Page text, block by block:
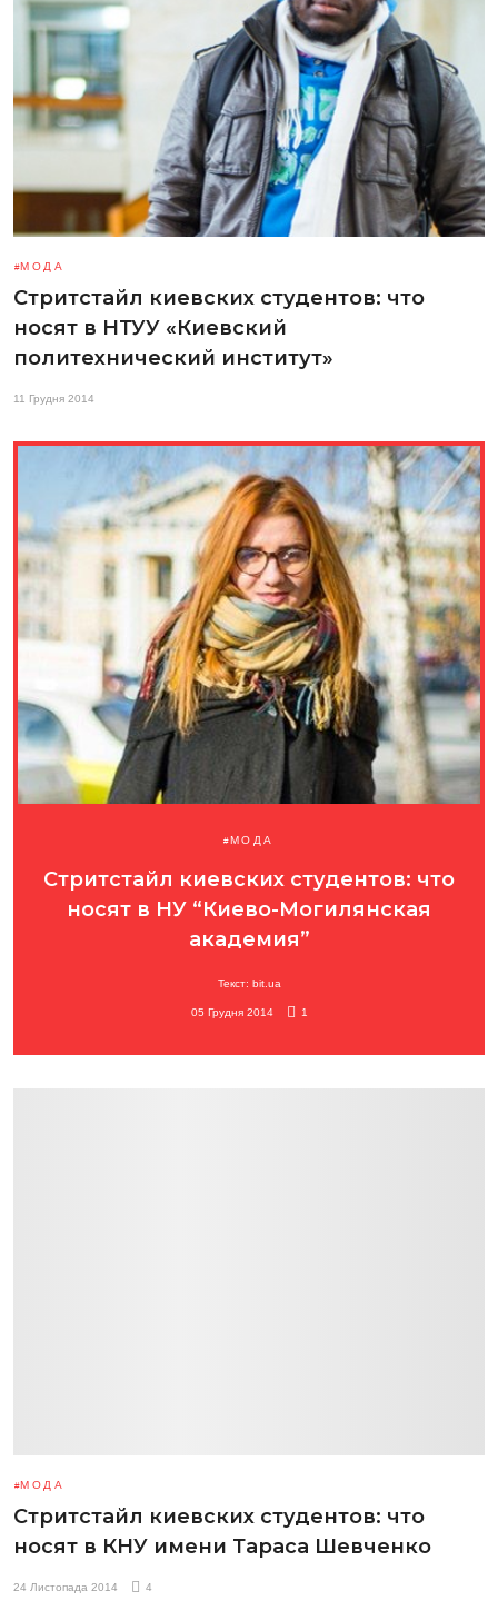
МОДА
Стритстайл киевских студентов: что
носят в НТУУ «Киевский
политехнический институт»
11 Грудня 2014
МОДА
Стритстайл киевских студентов: что
носят в НУ “Киево-Могилянская
академия”
Текст: bit.ua
05 Грудня 2014 1
МОДА
Стритстайл киевских студентов: что
носят в КНУ имени Тараса Шевченко
24 Листопада 2014 4